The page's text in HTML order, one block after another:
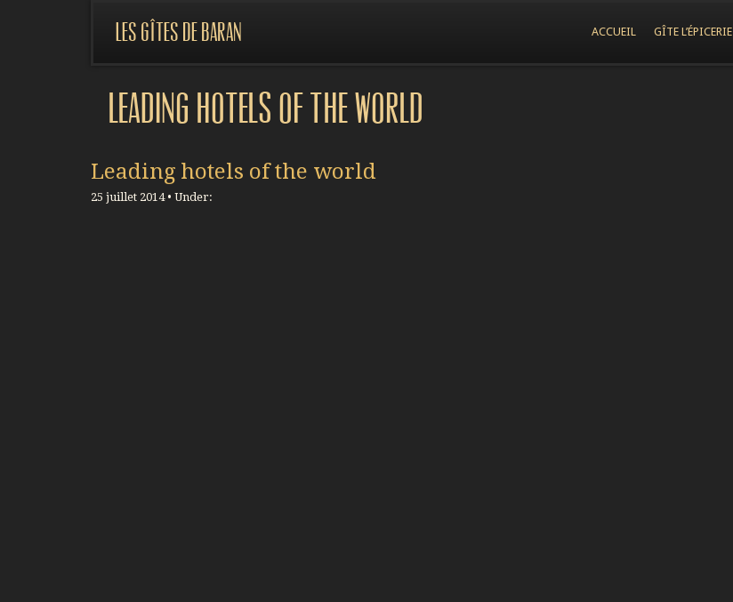
Les gîtes de Baran ACCUEIL GÎTE L’ÉPICERIE
Leading hotels of the world
Leading hotels of the world
25 juillet 2014 • Under: